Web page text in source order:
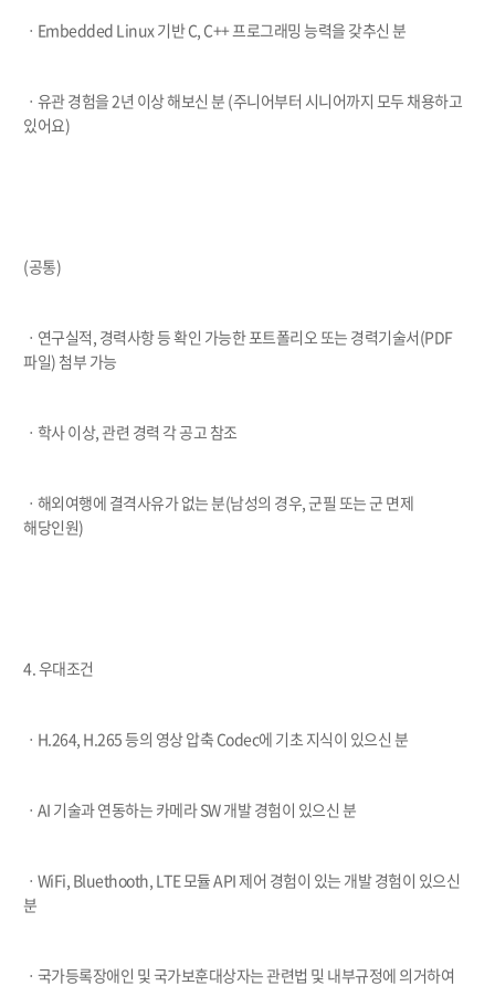
ㆍEmbedded Linux 기반 C, C++ 프로그래밍 능력을 갖추신 분
ㆍ유관 경험을 2년 이상 해보신 분 (주니어부터 시니어까지 모두 채용하고
있어요)
(공통)
ㆍ연구실적, 경력사항 등 확인 가능한 포트폴리오 또는 경력기술서(PDF
파일) 첨부 가능
ㆍ학사 이상, 관련 경력 각 공고 참조
ㆍ해외여행에 결격사유가 없는 분(남성의 경우, 군필 또는 군 면제
해당인원)
4. 우대조건
ㆍH.264, H.265 등의 영상 압축 Codec에 기초 지식이 있으신 분
ㆍAI 기술과 연동하는 카메라 SW 개발 경험이 있으신 분
ㆍWiFi, Bluethooth, LTE 모듈 API 제어 경험이 있는 개발 경험이 있으신
분
ㆍ국가등록장애인 및 국가보훈대상자는 관련법 및 내부규정에 의거하여